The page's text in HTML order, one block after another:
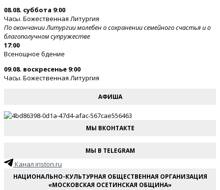
08.08. суббота 9:00
Часы. Божественная Литургия
По окончании Литургии молебен о сохранении семейного счастья и о
благополучном супружестве
17:00
Всенощное бдение
09.08. воскресенье 9:00
Часы. Божественная Литургия
АФИША
МЫ ВКОНТАКТЕ
МЫ В TELEGRAM
Канал iriston.ru
НАЦИОНАЛЬНО-КУЛЬТУРНАЯ ОБЩЕСТВЕННАЯ ОРГАНИЗАЦИЯ
«МОСКОВСКАЯ ОСЕТИНСКАЯ ОБЩИНА»